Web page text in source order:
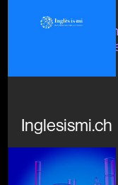
#divulgazione
Inglesismi.ch
In corso